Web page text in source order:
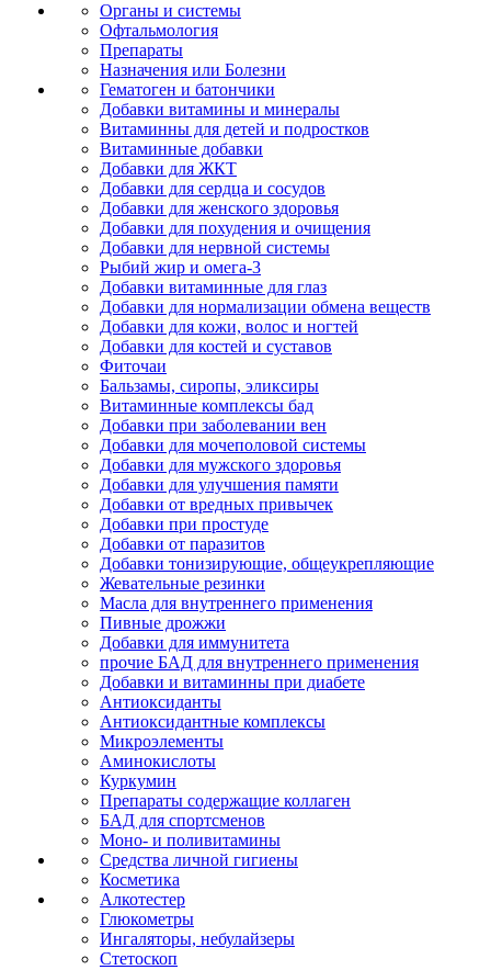
Органы и системы
Офтальмология
Препараты
Назначения или Болезни
Гематоген и батончики
Добавки витамины и минералы
Витаминны для детей и подростков
Витаминные добавки
Добавки для ЖКТ
Добавки для сердца и сосудов
Добавки для женского здоровья
Добавки для похудения и очищения
Добавки для нервной системы
Рыбий жир и омега-3
Добавки витаминные для глаз
Добавки для нормализации обмена веществ
Добавки для кожи, волос и ногтей
Добавки для костей и суставов
Фиточаи
Бальзамы, сиропы, эликсиры
Витаминные комплексы бад
Добавки при заболевании вен
Добавки для мочеполовой системы
Добавки для мужского здоровья
Добавки для улучшения памяти
Добавки от вредных привычек
Добавки при простуде
Добавки от паразитов
Добавки тонизирующие, общеукрепляющие
Жевательные резинки
Масла для внутреннего применения
Пивные дрожжи
Добавки для иммунитета
прочие БАД для внутреннего применения
Добавки и витаминны при диабете
Антиоксиданты
Антиоксидантные комплексы
Микроэлементы
Аминокислоты
Куркумин
Препараты содержащие коллаген
БАД для спортсменов
Моно- и поливитамины
Средства личной гигиены
Косметика
Алкотестер
Глюкометры
Ингаляторы, небулайзеры
Стетоскоп